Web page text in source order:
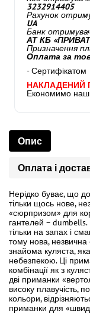
3232914405
Рахунок
UA
Банк
АТ КБ
Призначення
Оплата за
- Сертифікатом
НАКЛАДЕНИЙ
Економимо наш
Опис
Оплата і
Нерідко буває, що
тільки щось нове,
«сюрпризом» для
гантелей –
тільки на запах і
тому нова,
знайома куляста,
небезпекою. Ці
комбінації як з
дві приманки
високу плавучість,
кольори,
приманки для